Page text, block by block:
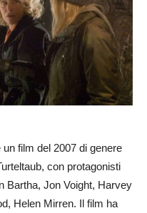
un film del 2007 di genere
con protagonisti
Bartha, Jon Voight, Harvey
Helen Mirren. Il film ha